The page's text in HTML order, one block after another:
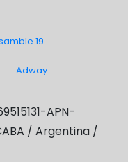
19
Adway
APN-
/ Argentina /